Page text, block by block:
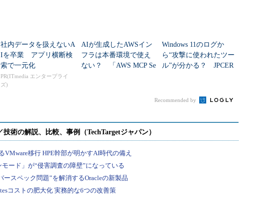
社内データを扱えないA
Iを卒業 アプリ横断検
索で一元化
PR(ITmedia エンタープライ
ズ)
AIが生成したAWSイン
フラは本番環境で使え
ない？ 「AWS MCP Se
Windows 11のログか
ら“攻撃に使われたツー
ル”が分かる？ JPCER
Recommended by